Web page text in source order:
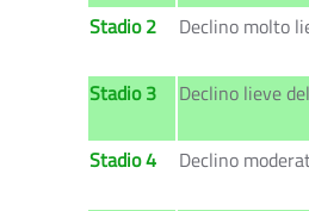
Stadio 2 Declino molto
Stadio 3 Declino lieve
Stadio 4 Declino